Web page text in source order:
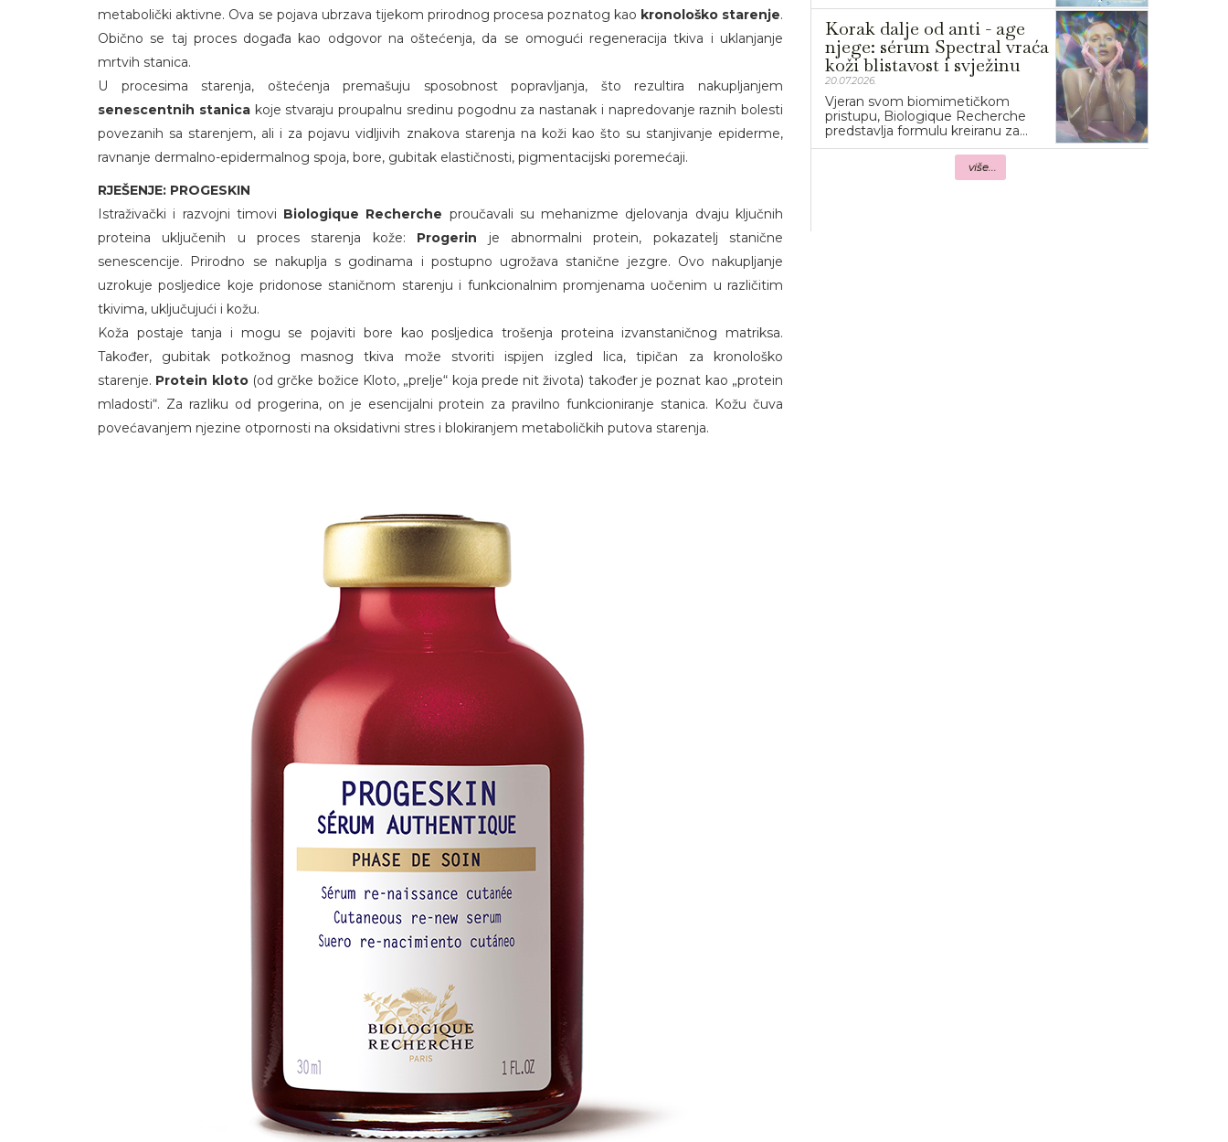
metabolički aktivne. Ova se pojava ubrzava tijekom prirodnog procesa poznatog kao kronološko starenje.
Obično se taj proces događa kao odgovor na oštećenja, da se omogući regeneracija tkiva i uklanjanje
mrtvih stanica.
U procesima starenja, oštećenja premašuju sposobnost popravljanja, što rezultira nakupljanjem
senescentnih stanicakoje stvaraju proupalnu sredinu pogodnu za nastanak i napredovanje raznih bolesti
povezanih sa starenjem, ali i za pojavu vidljivih znakova starenja na koži kao što su stanjivanje epiderme,
ravnanje dermalno-epidermalnog spoja, bore, gubitak elastičnosti, pigmentacijski poremećaji.
RJEŠENJE: PROGESKIN
Istraživački i razvojni timovi Biologique Recherche proučavali su mehanizme djelovanja dvaju ključnih
proteina uključenih u proces starenja kože: Progerin je abnormalni protein, pokazatelj stanične
senescencije. Prirodno se nakuplja s godinama i postupno ugrožava stanične jezgre. Ovo nakupljanje
uzrokuje posljedice koje pridonose staničnom starenju i funkcionalnim promjenama uočenim u različitim
tkivima, uključujući i kožu.
Koža postaje tanja i mogu se pojaviti bore kao posljedica trošenja proteina izvanstaničnog matriksa.
Također, gubitak potkožnog masnog tkiva može stvoriti ispijen izgled lica, tipičan za kronološko
starenje. Protein kloto(od grčke božice Kloto, „prelje“ koja prede nit života) također je poznat kao „protein
mladosti“. Za razliku od progerina, on je esencijalni protein za pravilno funkcioniranje stanica. Kožu čuva
povećavanjem njezine otpornosti na oksidativni stres i blokiranjem metaboličkih putova starenja.
Korak dalje od anti - age
njege: sérum Spectral vraća
koži blistavost i svježinu
20.07.2026.
Vjeran svom biomimetičkom
pristupu, Biologique Recherche
predstavlja formulu kreiranu za...
više...